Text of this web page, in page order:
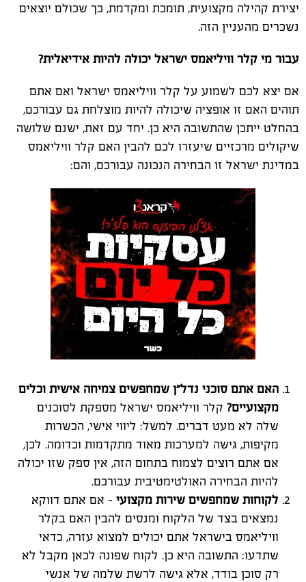
יצירת קהילה מקצועית, תומכת ומקדמת, כך שכולם יוצאים
נשכרים מהעניין הזה.
עבור מי קלר וויליאמס ישראל יכולה להיות אידיאלית?
אם יצא לכם לשמוע על קלר וויליאמס ישראל ואם אתם
תוהים האם זו אופציה שיכולה להיות מוצלחת גם עבורכם,
בהחלט ייתכן שהתשובה היא כן. יחד עם זאת, ישנם שלושה
שיקולים מרכזיים שיעזרו לכם להבין האם קלר וויליאמס
במדינת ישראל זו הבחירה הנכונה עבורכם, והם:
האם אתם סוכני נדל"ן שמחפשים צמיחה אישית וכלים
מקצועיים? קלר וויליאמס ישראל מספקת לסוכנים
שלה לא מעט דברים. למשל: ליווי אישי, הכשרות
מקיפות, גישה למערכות מאוד מתקדמות וכדומה. לכן,
אם אתם רוצים לצמוח בתחום הזה, אין ספק שזו יכולה
להיות הבחירה האולטימטיבית עבורכם.
לקוחות שמחפשים שירות מקצועי – אם אתם דווקא
נמצאים בצד של הלקוח ומנסים להבין האם בקלר
וויליאמס בישראל אתם יכולים למצוא עזרה, כדאי
שתדעו: התשובה היא כן. לקוח שפונה לכאן מקבל לא
רק סוכן בודד, אלא גישה לרשת שלמה של אנשי